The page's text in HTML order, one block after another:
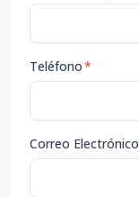
Teléfono*
Correo Electrónico